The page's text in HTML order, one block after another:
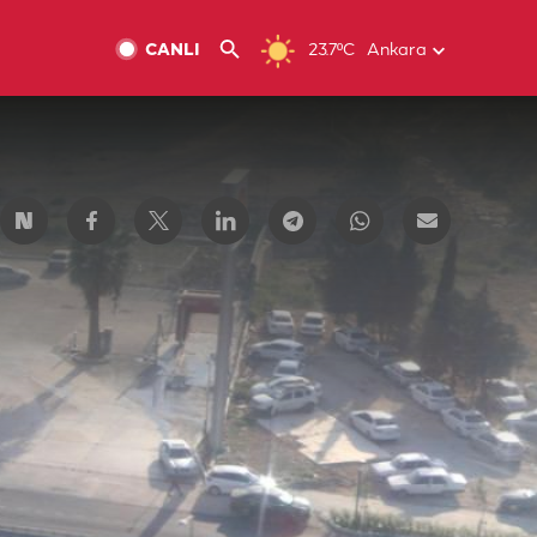
23.7ºC Ankara
CANLI